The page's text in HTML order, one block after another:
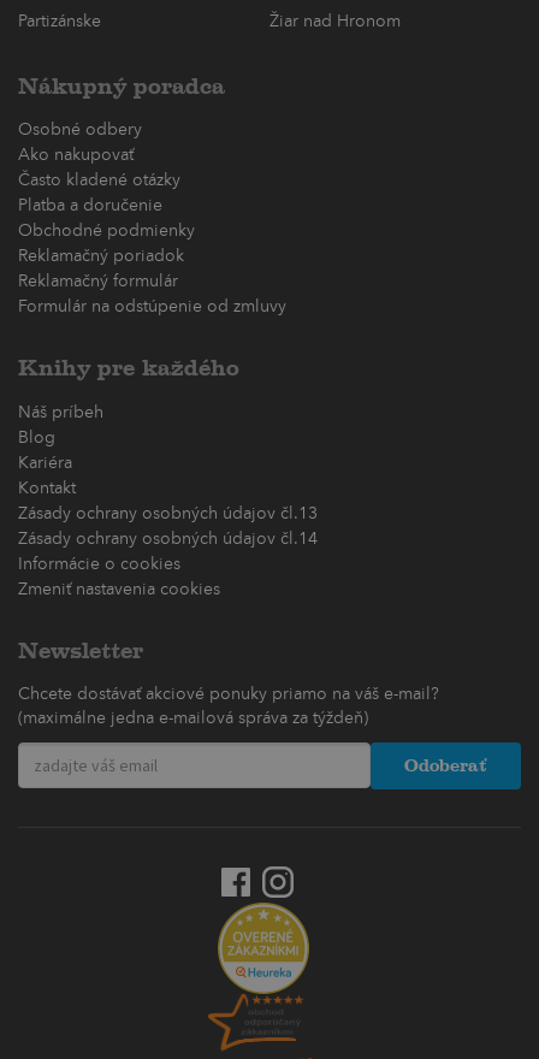
Partizánske
Žiar nad Hronom
Nákupný poradca
Osobné odbery
Ako nakupovať
Často kladené otázky
Platba a doručenie
Obchodné podmienky
Reklamačný poriadok
Reklamačný formulár
Formulár na odstúpenie od zmluvy
Knihy pre každého
Náš príbeh
Blog
Kariéra
Kontakt
Zásady ochrany osobných údajov čl.13
Zásady ochrany osobných údajov čl.14
Informácie o cookies
Zmeniť nastavenia cookies
Newsletter
Chcete dostávať akciové ponuky priamo na váš e-mail?
(maximálne jedna e-mailová správa za týždeň)
Odoberať